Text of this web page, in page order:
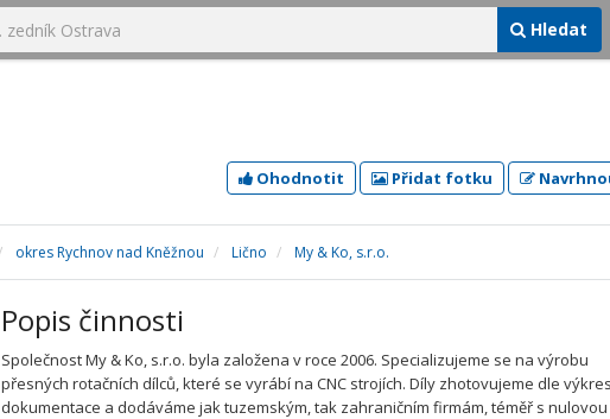
Hledat
Ohodnotit Přidat fotku
okres Rychnov nad Kněžnou Lično My & Ko, s.r.o.
Popis činnosti
Společnost My & Ko, s.r.o. byla založena v roce 2006. Specializujeme se na výrobu
přesných rotačních dílců, které se vyrábí na CNC strojích. Díly zhotovujeme dle
dokumentace a dodáváme jak tuzemským, tak zahraničním firmám, téměř s nulovou